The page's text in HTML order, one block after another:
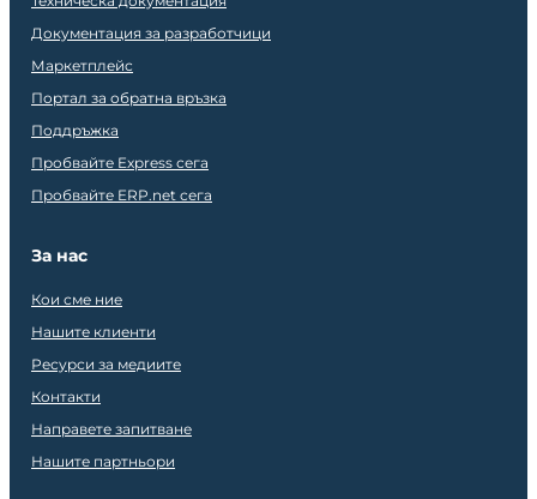
Документация за разработчици
Маркетплейс
Портал за обратна връзка
Поддръжка
Пробвайте Express сега
Пробвайте ERP.net сега
За нас
Кои сме ние
Нашите клиенти
Ресурси за медиите
Контакти
Направете запитване
Нашите партньори